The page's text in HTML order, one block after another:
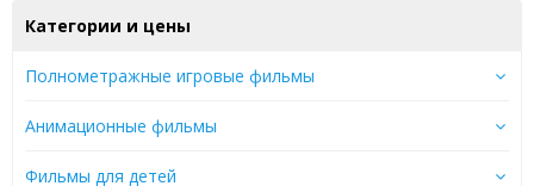
Категории и цены
Полнометражные игровые фильмы
Анимационные фильмы
Фильмы для детей